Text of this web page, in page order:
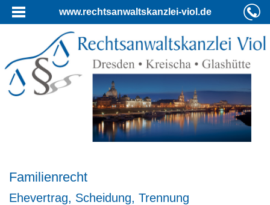
www.rechtsanwaltskanzlei-viol.de
Familienrecht
Ehevertrag, Scheidung, Trennung